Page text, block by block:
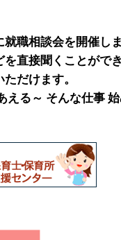
職相談会を開催し
を直接聞くことが
だけます。
える～ そんな仕事